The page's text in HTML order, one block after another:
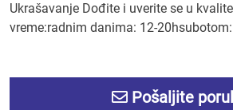
Ukrašavanje Dođite i uverite se u
vreme:radnim danima: 12-
Pošaljite